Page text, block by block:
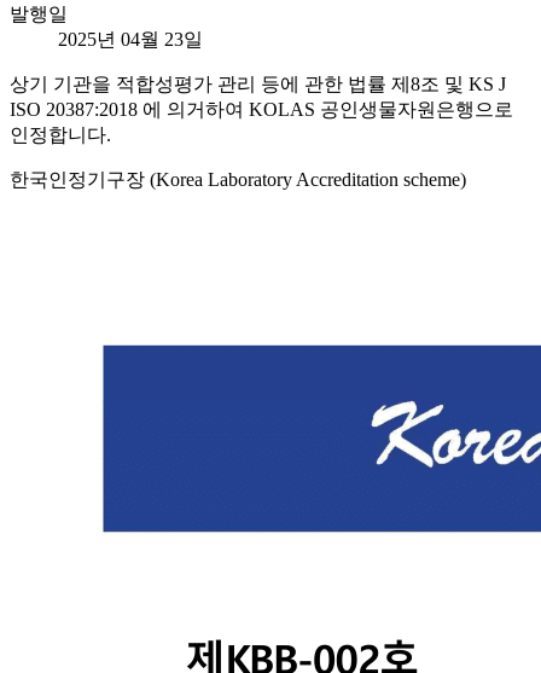
발행일
2025년 04월 23일
상기 기관을 적합성평가 관리 등에 관한 법률 제8조 및 KS J
ISO 20387:2018 에 의거하여 KOLAS 공인생물자원은행으로
인정합니다.
한국인정기구장 (Korea Laboratory Accreditation scheme)